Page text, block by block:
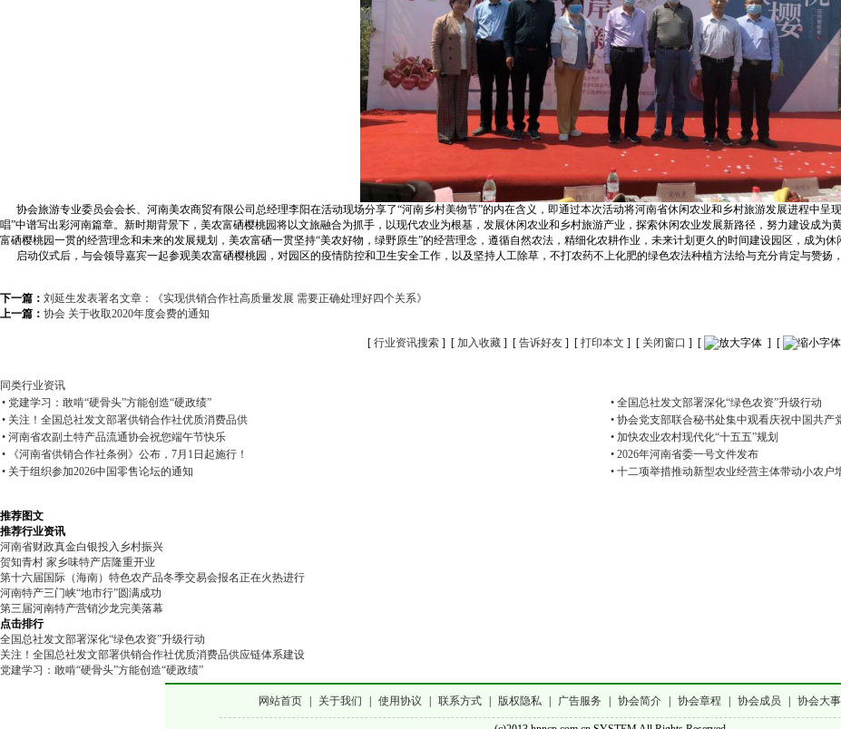
协会旅游专业委员会会长、河南美农商贸有限公司总经理李阳在活动现场分享了“河南乡村美物节”的内在含义，即通过本次活动将河南省休闲农业和乡村旅游发展进程中呈
唱”中谱写出彩河南篇章。新时期背景下，美农富硒樱桃园将以文旅融合为抓手，以现代农业为根基，发展休闲农业和乡村旅游产业，探索休闲农业发展新路径，努力建设成
富硒樱桃园一贯的经营理念和未来的发展规划，美农富硒一贯坚持“美农好物，绿野原生”的经营理念，遵循自然农法，精细化农耕作业，未来计划更久的时间建设园区，成为休
启动仪式后，与会领导嘉宾一起参观美农富硒樱桃园，对园区的疫情防控和卫生安全工作，以及坚持人工除草，不打农药不上化肥的绿色农法种植方法给与充分肯定与赞扬
下一篇： 刘延生发表署名文章：《实现供销合作社高质量发展 需要正确处理好四个关系》
上一篇： 协会 关于收取2020年度会费的通知
[ 行业资讯搜索] [ 加入收藏] [ 告诉好友] [ 打印本文 ] [ 关闭窗口 ] [ ] [
同类行业资讯
• 党建学习：敢啃“硬骨头”方能创造“硬政绩”
• 全国总社发文部署深化“绿色农资”升级行动
• 关注！全国总社发文部署供销合作社优质消费品供
• 协会党支部联合秘书处集中观看庆祝中国共产
• 河南省农副土特产品流通协会祝您端午节快乐
• 加快农业农村现代化“十五五”规划
• 《河南省供销合作社条例》公布，7月1日起施行！
• 2026年河南省委一号文件发布
• 关于组织参加2026中国零售论坛的通知
• 十二项举措推动新型农业经营主体带动小农户
推荐图文
推荐行业资讯
河南省财政真金白银投入乡村振兴
贺知青村 家乡味特产店隆重开业
第十六届国际（海南）特色农产品冬季交易会报名正在火热进行
河南特产三门峡“地市行”圆满成功
第三届河南特产营销沙龙完美落幕
点击排行
全国总社发文部署深化“绿色农资”升级行动
关注！全国总社发文部署供销合作社优质消费品供应链体系建设
党建学习：敢啃“硬骨头”方能创造“硬政绩”
网站首页 关于我们 使用协议 联系方式 版权隐私 广告服务 协会简介 协会章程 协会成员 协会大